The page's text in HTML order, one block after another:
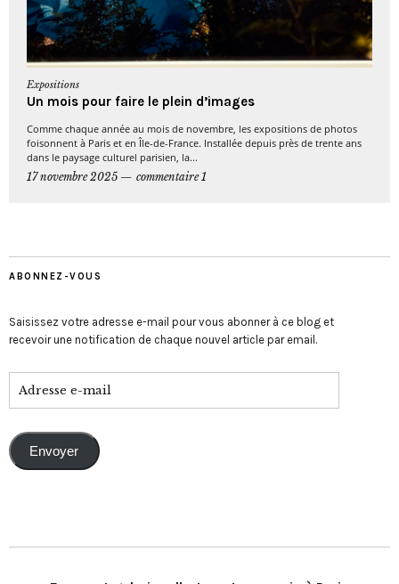
Expositions
Un mois pour faire le plein d’images
Comme chaque année au mois de novembre, les expositions de photos
foisonnent à Paris et en Île-de-France. Installée depuis près de trente ans
dans le paysage culturel parisien, la...
17 novembre 2025
commentaire 1
ABONNEZ-VOUS
Saisissez votre adresse e-mail pour vous abonner à ce blog et
recevoir une notification de chaque nouvel article par email.
Envoyer